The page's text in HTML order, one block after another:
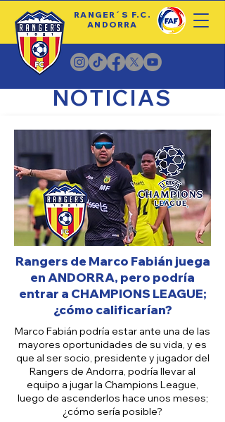
RANGER´S F.C.
ANDORRA
NOTICIAS
Rangers de Marco Fabián juega
en ANDORRA, pero podría
entrar a CHAMPIONS LEAGUE;
¿cómo calificarían?
Marco Fabián podría estar ante una de las
mayores oportunidades de su vida, y es
que al ser socio, presidente y jugador del
Rangers de Andorra, podría llevar al
equipo a jugar la Champions League,
luego de ascenderlos hace unos meses;
¿cómo sería posible?